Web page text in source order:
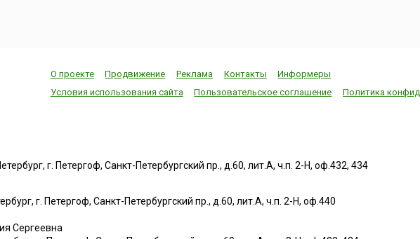
О проекте Продвижение Реклама Контакты
Информеры
Условия использования сайта
Пользовательское соглашение Политика
г. Петергоф, Санкт-Петербургский пр., д.60, лит.А, ч.п. 2-Н, оф.432, 434
г. Петергоф, Санкт-Петербургский пр., д.60, лит.А, ч.п. 2-Н, оф.440
Сергеевна